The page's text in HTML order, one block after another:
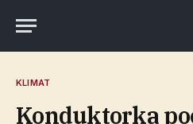
KLIMAT
Konduktorka